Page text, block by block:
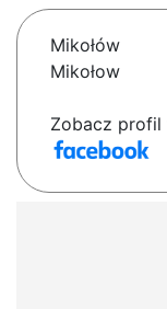
Mikołów
Mikołow
Zobacz profil